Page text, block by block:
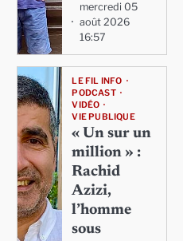
mercredi 05
août 2026
16:57
LE FIL INFO
PODCAST
VIDÉO
VIE PUBLIQUE
« Un sur un
million » :
Rachid
Azizi,
l’homme
sous